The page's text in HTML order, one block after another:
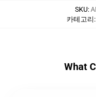
SKU:
카테고리:
What